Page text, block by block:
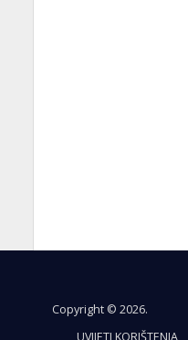
Copyright © 2026.
UVIJETI KORIŠTENJA